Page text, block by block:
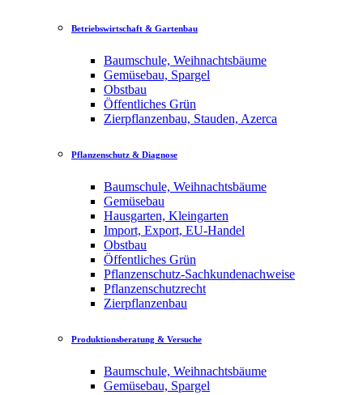
Betriebswirtschaft & Gartenbau
Baumschule, Weihnachtsbäume
Gemüsebau, Spargel
Obstbau
Öffentliches Grün
Zierpflanzenbau, Stauden, Azerca
Pflanzenschutz & Diagnose
Baumschule, Weihnachtsbäume
Gemüsebau
Hausgarten, Kleingarten
Import, Export, EU-Handel
Obstbau
Öffentliches Grün
Pflanzenschutz-Sachkundenachweise
Pflanzenschutzrecht
Zierpflanzenbau
Produktionsberatung & Versuche
Baumschule, Weihnachtsbäume
Gemüsebau, Spargel